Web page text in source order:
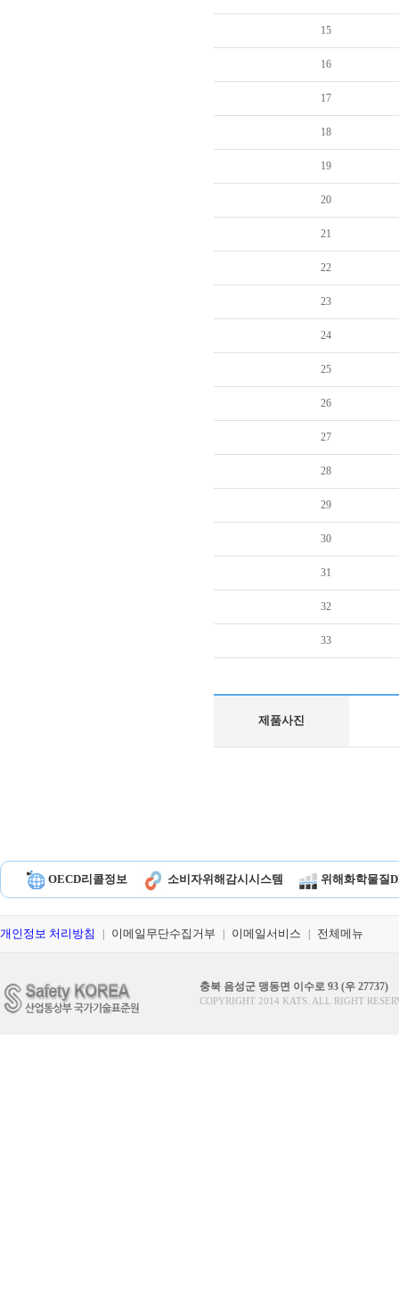
15
16
17
18
19
20
21
22
23
24
25
26
27
28
29
30
31
32
33
제품사진
OECD리콜정보 소비자위해감시시스템 위해화학물질
개인정보 처리방침 이메일무단수집거부 이메일서비스 전체메뉴
충북 음성군 맹동면 이수로 93 (우 27737)
COPYRIGHT 2014 KATS. ALL RIGHT